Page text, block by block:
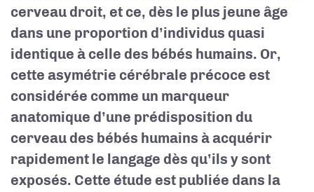
cerveau droit, et ce, dès le plus jeune âge
dans une proportion d’individus quasi
identique à celle des bébés humains. Or,
cette asymétrie cérébrale précoce est
considérée comme un marqueur
anatomique d’une prédisposition du
cerveau des bébés humains à acquérir
rapidement le langage dès qu’ils y sont
exposés. Cette étude est publiée dans la